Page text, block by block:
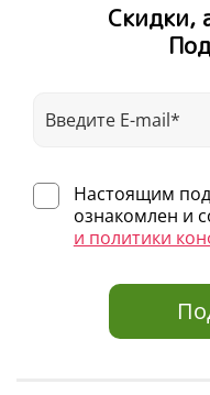
Скидки,
Настоящим
ознакомлен и
и политики